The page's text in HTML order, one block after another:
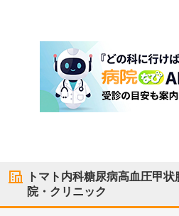
トマト内科糖尿病高血圧甲状
院・クリニック